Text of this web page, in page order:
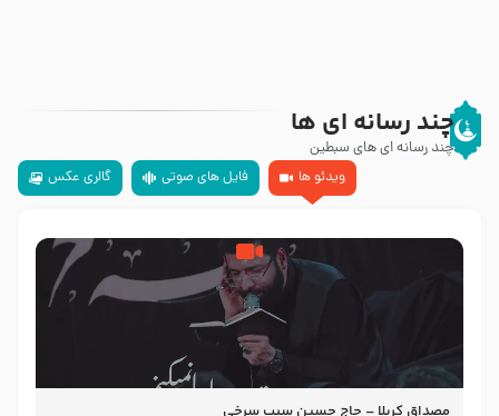
چند رسانه ای ها
چند رسانه ای های سبطین
ویدئو ها
فایل های صوتی گالری عکس
مصداق کربلا – حاج حسین سیب سرخی